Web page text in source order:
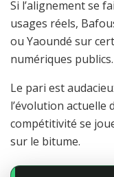
Si l’alignement se
usages réels,
ou Yaoundé sur
numériques publics.
Le pari est
l’évolution actuelle
compétitivité se
sur le bitume.